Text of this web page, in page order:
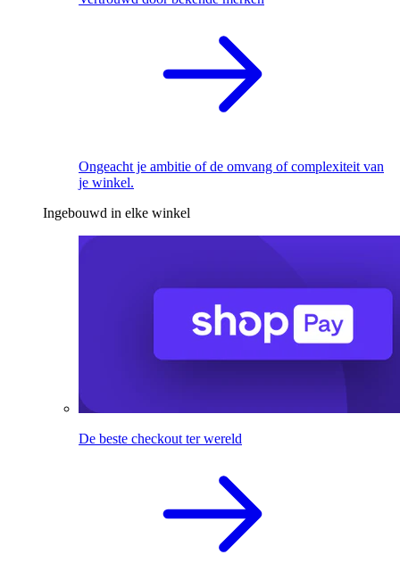
Ongeacht je ambitie of de omvang of complexiteit van
je winkel.
Ingebouwd in elke winkel
De beste checkout ter wereld